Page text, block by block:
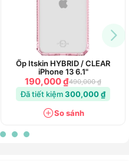
Ốp Itskin HYBRID / CLEAR
iPhone 13 6.1"
190,000 ₫490,000 ₫
Đã tiết kiệm300,000 ₫
So sánh